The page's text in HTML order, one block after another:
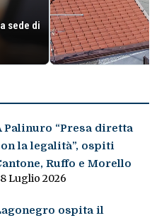
sede di
Palinuro “Presa diretta
la legalità”, ospiti
Ruffo e Morello
Luglio 2026
ospita il